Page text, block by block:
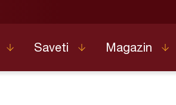
Saveti Magazin